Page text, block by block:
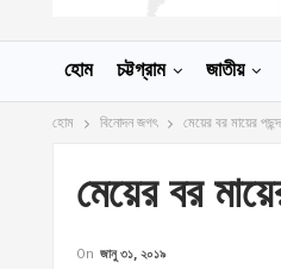
হোম চট্টগ্রাম জাতীয়
হোম বিনোদন জগৎ মেয়ের বর মায়ের
মেয়ের বর
On জানু ৩১, ২০১৯